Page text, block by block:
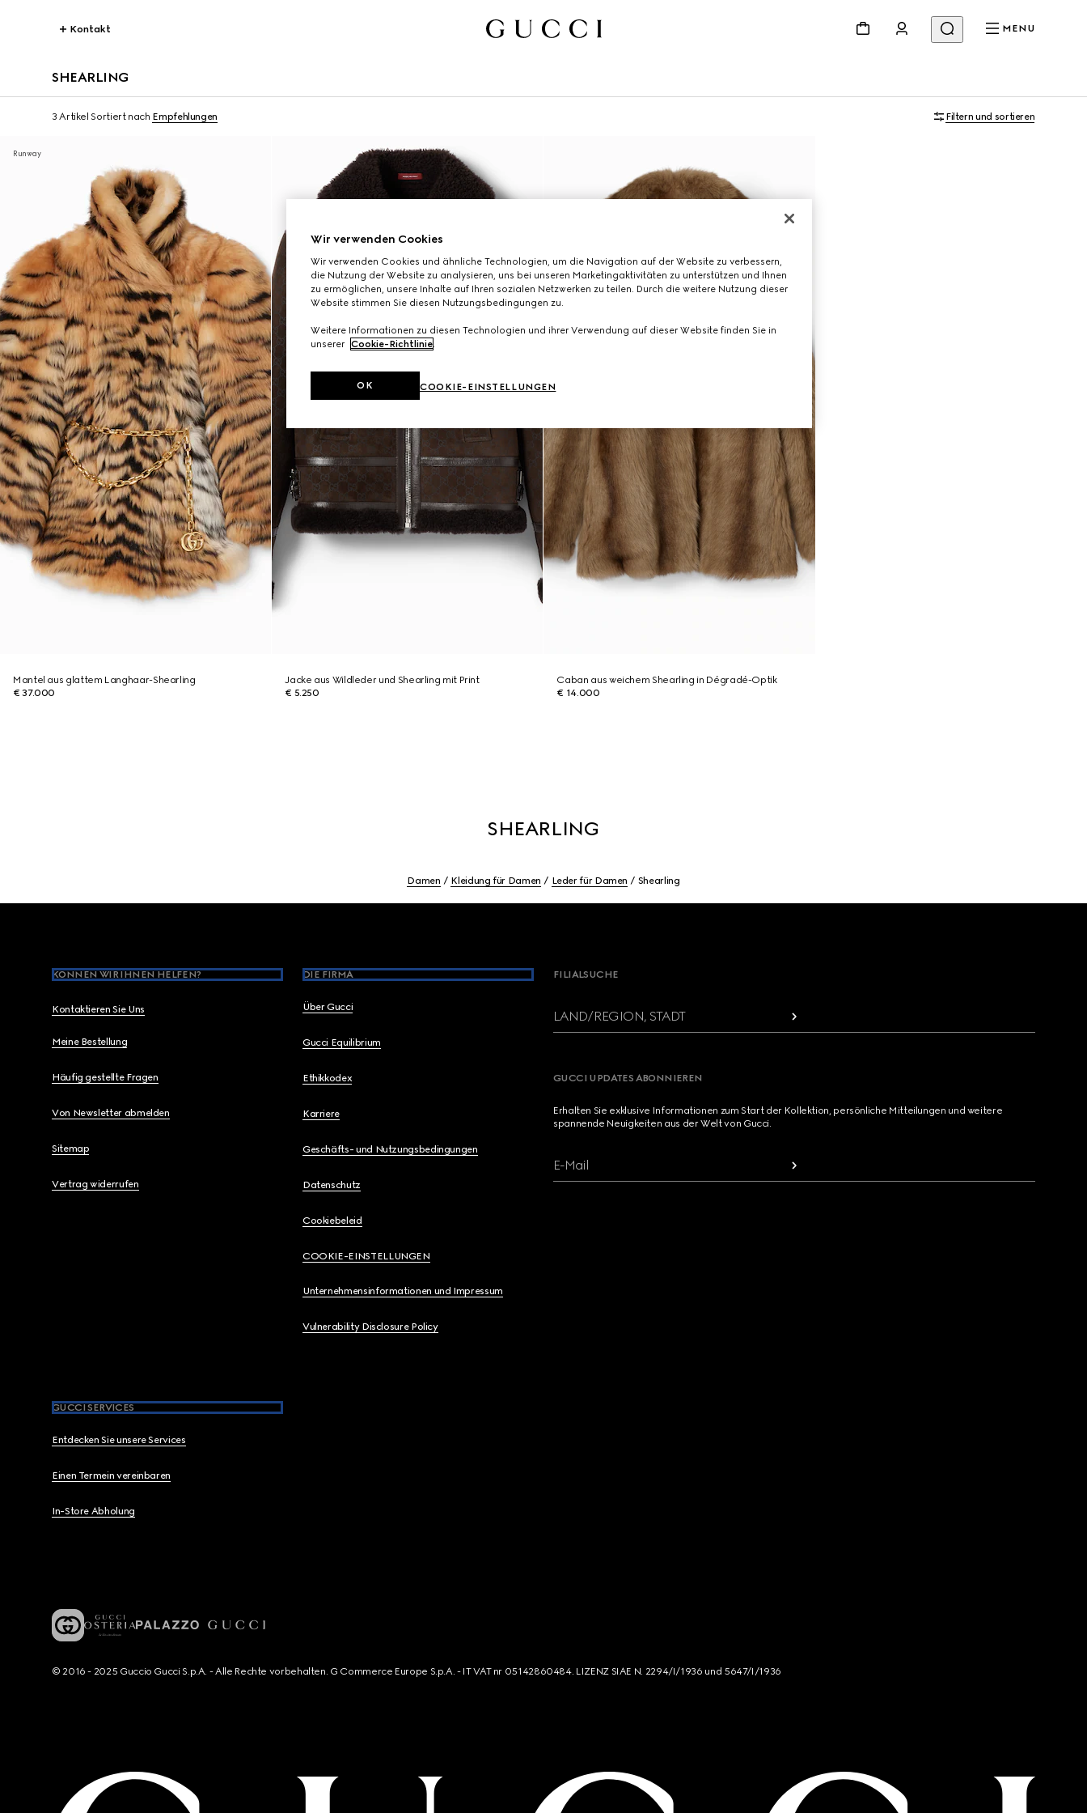
Kontakt MENU
SHEARLING
3 Artikel Sortiert nach Empfehlungen Filtern und sortieren
Runway
Mantel aus glattem Langhaar-Shearling
€ 37.000
Jacke aus Wildleder und Shearling mit Print
€ 5.250
Caban aus weichem Shearling in Dégradé-Optik
€ 14.000
SHEARLING
Damen Kleidung für Damen Leder für Damen Shearling
KÖNNEN WIR IHNEN HELFEN?
Kontaktieren Sie Uns
Meine Bestellung
Häufig gestellte Fragen
Von Newsletter abmelden
Sitemap
Vertrag widerrufen
DIE FIRMA
Über Gucci
Gucci Equilibrium
Ethikkodex
Karriere
Geschäfts- und Nutzungsbedingungen
Datenschutz
Cookiebeleid
COOKIE-EINSTELLUNGEN
Unternehmensinformationen und Impressum
Vulnerability Disclosure Policy
GUCCI SERVICES
Entdecken Sie unsere Services
Einen Termein vereinbaren
In-Store Abholung
FILIALSUCHE
LAND/REGION, STADT
GUCCI UPDATES ABONNIEREN
Erhalten Sie exklusive Informationen zum Start der Kollektion, persönliche Mitteilungen und weitere
spannende Neuigkeiten aus der Welt von Gucci.
E-Mail
© 2016 - 2025 Guccio Gucci S.p.A. - Alle Rechte vorbehalten. G Commerce Europe S.p.A. - IT VAT nr 05142860484. LIZENZ SIAE N. 2294/I/1936 und 5647/I/1936
Wir verwenden Cookies
Wir verwenden Cookies und ähnliche Technologien, um die Navigation auf der Website zu verbessern,
die Nutzung der Website zu analysieren, uns bei unseren Marketingaktivitäten zu unterstützen und Ihnen
zu ermöglichen, unsere Inhalte auf Ihren sozialen Netzwerken zu teilen. Durch die weitere Nutzung dieser
Website stimmen Sie diesen Nutzungsbedingungen zu.
Weitere Informationen zu diesen Technologien und ihrer Verwendung auf dieser Website finden Sie in
unserer Cookie-Richtlinie.
COOKIE-EINSTELLUNGEN
OK